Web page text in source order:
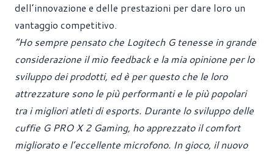
dell’innovazione e delle prestazioni per dare loro un
vantaggio competitivo.
“Ho sempre pensato che Logitech G tenesse in grande
considerazione il mio feedback e la mia opinione per lo
sviluppo dei prodotti, ed è per questo che le loro
attrezzature sono le più performanti e le più popolari
tra i migliori atleti di esports. Durante lo sviluppo delle
cuffie G PRO X 2 Gaming, ho apprezzato il comfort
migliorato e l’eccellente microfono. In gioco, il nuovo